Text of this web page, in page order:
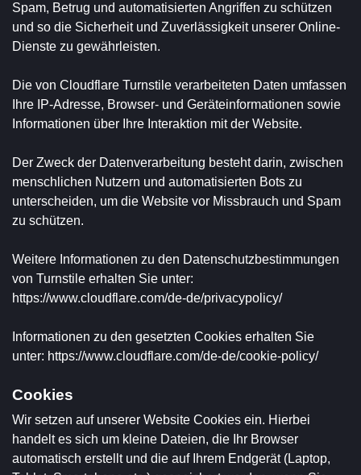
Spam, Betrug und automatisierten Angriffen zu schützen
und so die Sicherheit und Zuverlässigkeit unserer Online-
Dienste zu gewährleisten.
Die von Cloudflare Turnstile verarbeiteten Daten umfassen
Ihre IP-Adresse, Browser- und Geräteinformationen sowie
Informationen über Ihre Interaktion mit der Website.
Der Zweck der Datenverarbeitung besteht darin, zwischen
menschlichen Nutzern und automatisierten Bots zu
unterscheiden, um die Website vor Missbrauch und Spam
zu schützen.
Weitere Informationen zu den Datenschutzbestimmungen
von Turnstile erhalten Sie unter:
https://www.cloudflare.com/de-de/privacypolicy/
Informationen zu den gesetzten Cookies erhalten Sie
unter: https://www.cloudflare.com/de-de/cookie-policy/
Cookies
Wir setzen auf unserer Website Cookies ein. Hierbei
handelt es sich um kleine Dateien, die Ihr Browser
automatisch erstellt und die auf Ihrem Endgerät (Laptop,